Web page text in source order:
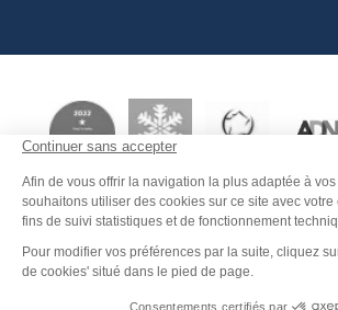
Je peux t'aider ?